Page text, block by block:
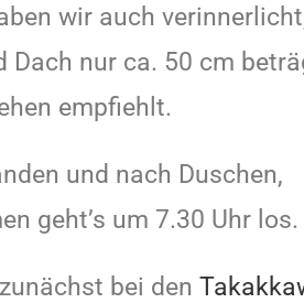
wir auch
nur ca. 50 cm
empfiehlt.
und nach Duschen,
geht’s um 7.30 Uhr los.
bei den